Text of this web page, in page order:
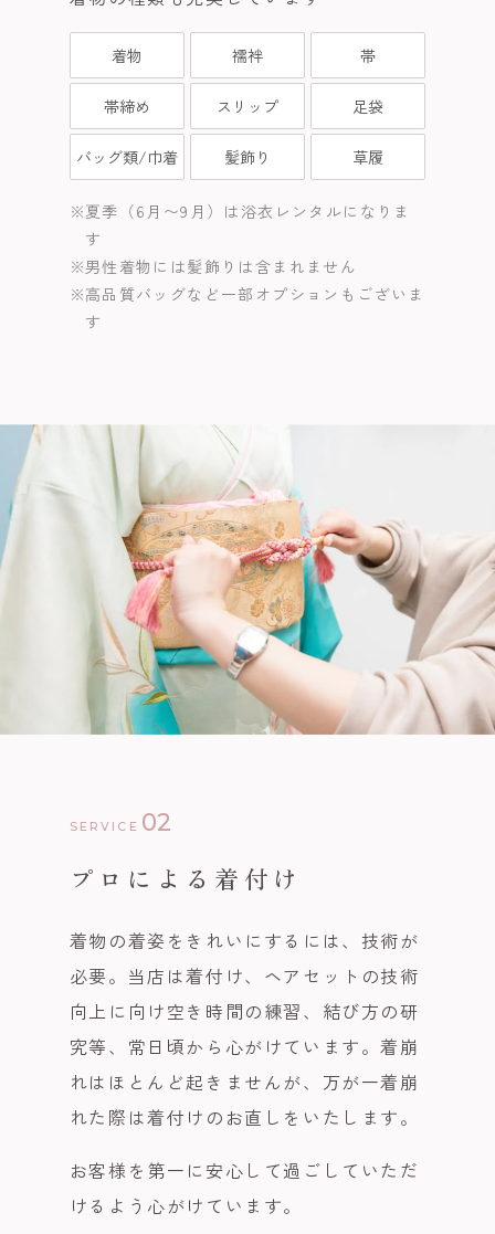
着物 襦袢 帯
帯締め スリップ 足袋
バッグ類/巾着 髪飾り 草履
夏季（6月〜9月）は浴衣レンタルになりま
す
男性着物には髪飾りは含まれません
高品質バッグなど一部オプションもございま
す
SERVICE 02
プロによる着付け
着物の着姿をきれいにするには、技術が
必要。当店は着付け、ヘアセットの技術
向上に向け空き時間の練習、結び方の研
究等、常日頃から心がけています。着崩
れはほとんど起きませんが、万が一着崩
れた際は着付けのお直しをいたします。
お客様を第一に安心して過ごしていただ
けるよう心がけています。